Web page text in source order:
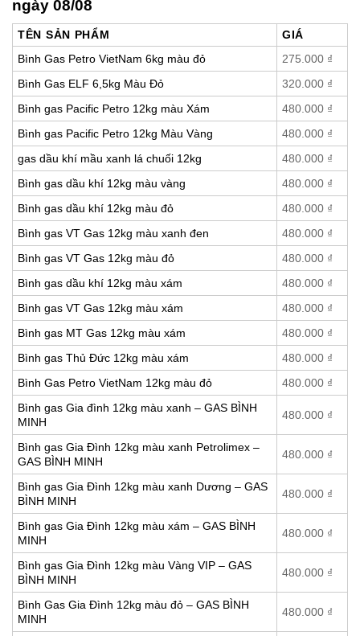
ngày 08/08
TÊN SẢN PHẨM
GIÁ
Bình Gas Petro VietNam 6kg màu đỏ
275.000 ₫
Bình Gas ELF 6,5kg Màu Đỏ
320.000 ₫
Bình gas Pacific Petro 12kg màu Xám
480.000 ₫
Bình gas Pacific Petro 12kg Màu Vàng
480.000 ₫
gas dầu khí mầu xanh lá chuối 12kg
480.000 ₫
Bình gas dầu khí 12kg màu vàng
480.000 ₫
Bình gas dầu khí 12kg màu đỏ
480.000 ₫
Bình gas VT Gas 12kg màu xanh đen
480.000 ₫
Bình gas VT Gas 12kg màu đỏ
480.000 ₫
Bình gas dầu khí 12kg màu xám
480.000 ₫
Bình gas VT Gas 12kg màu xám
480.000 ₫
Bình gas MT Gas 12kg màu xám
480.000 ₫
Bình gas Thủ Đức 12kg màu xám
480.000 ₫
Bình Gas Petro VietNam 12kg màu đỏ
480.000 ₫
Bình gas Gia đình 12kg màu xanh – GAS BÌNH
MINH
480.000 ₫
Bình gas Gia Đình 12kg màu xanh Petrolimex –
GAS BÌNH MINH
480.000 ₫
Bình gas Gia Đình 12kg màu xanh Dương – GAS
BÌNH MINH
480.000 ₫
Bình gas Gia Đình 12kg màu xám – GAS BÌNH
MINH
480.000 ₫
Bình gas Gia Đình 12kg màu Vàng VIP – GAS
BÌNH MINH
480.000 ₫
Bình Gas Gia Đình 12kg màu đỏ – GAS BÌNH
MINH
480.000 ₫